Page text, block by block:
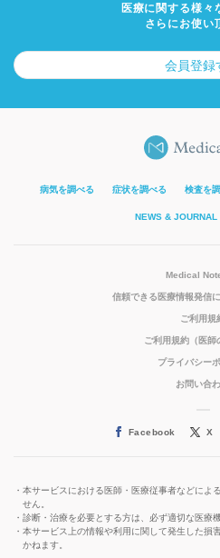
医療に関する様々
さらにお使い
会員登録
病気を調べる 症状を調べる 検査を
NEWS & JOURNAL
Medical
信頼できる医療情報発信
ご利用規
ご利用規約（医師
プライバシー
お問い合
Facebook X
本サービスにおける医師・医療従事者などによ
せん。
診断・治療を必要とする方は、必ず適切な医療
本サービス上の情報や利用に関して発生した損
かねます。